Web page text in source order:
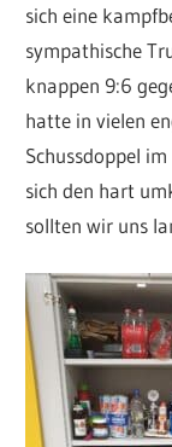
sich eine
sympathische
knappen 9:6
hatte in vielen
Schussdoppel
sich den hart
sollten wir uns